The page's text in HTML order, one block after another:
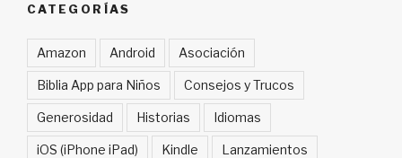
CATEGORÍAS
Amazon Android Asociación
Biblia App para Niños Consejos y Trucos
Generosidad Historias Idiomas
iOS (iPhone iPad) Kindle Lanzamientos